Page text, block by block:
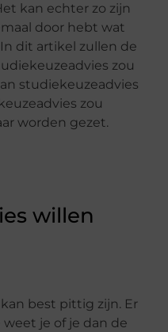
kan echter zo zijn
door hebt wat
dit artikel zullen de
zou
studiekeuzeadvies
zou
worden gezet.
willen
best pittig zijn. Er
weet je of je dan de